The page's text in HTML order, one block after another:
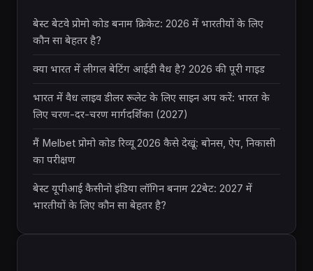
बेस्ट बेटवे प्रोमो कोड बनाम क्रिकेट: 2026 में भारतीयों के लिए
कौन सा बेहतर है?
क्या भारत में लीगल बेटिंग आईडी वैध है? 2026 की पूरी गाइड
भारत में वैध लाइव डीलर रूलेट के लिए साइन अप करें: भारत के
लिए चरण-दर-चरण मार्गदर्शिका (2027)
मैं Melbet प्रोमो कोड रिव्यू 2026 कैसे देखूं: बोनस, ऐप, निकासी
का परीक्षण
बेस्ट यूपीआई कैसीनो इंडिया लॉगिन बनाम 22बेट: 2027 में
भारतीयों के लिए कौन सा बेहतर है?